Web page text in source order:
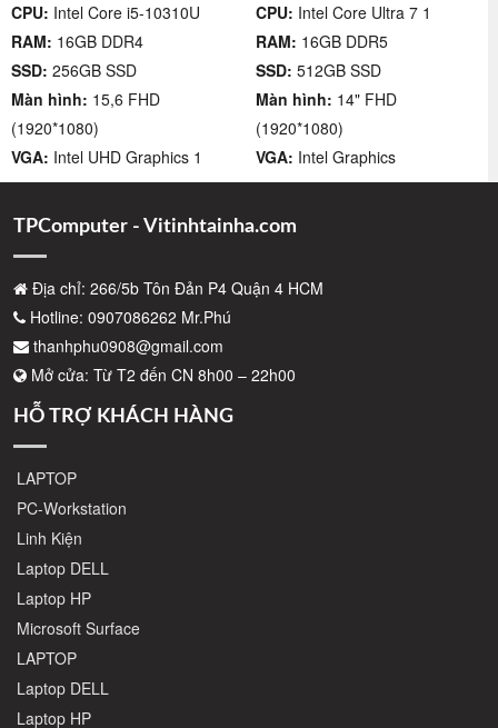
CPU: Intel Core i5-10310U
RAM: 16GB DDR4
SSD: 256GB SSD
Màn hình: 15,6 FHD
(1920*1080)
VGA: Intel UHD Graphics 1
CPU: Intel Core Ultra 7 1
RAM: 16GB DDR5
SSD: 512GB SSD
Màn hình: 14" FHD
(1920*1080)
VGA: Intel Graphics
TPComputer - Vitinhtainha.com
Địa chỉ: 266/5b Tôn Đản P4 Quận 4 HCM
Hotline: 0907086262 Mr.Phú
thanhphu0908@gmail.com
Mở cửa: Từ T2 đến CN 8h00 – 22h00
HỖ TRỢ KHÁCH HÀNG
LAPTOP
PC-Workstation
Linh Kiện
Laptop DELL
Laptop HP
Microsoft Surface
LAPTOP
Laptop DELL
Laptop HP